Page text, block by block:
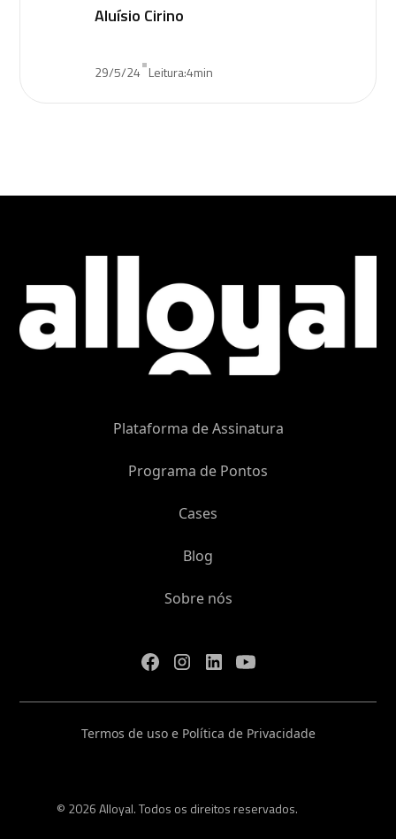
Aluísio Cirino
29/5/24•Leitura:4min
Plataforma de Assinatura
Programa de Pontos
Cases
Blog
Sobre nós
© 2026 Alloyal. Todos os direitos reservados.
Termos de uso e Política de Privacidade